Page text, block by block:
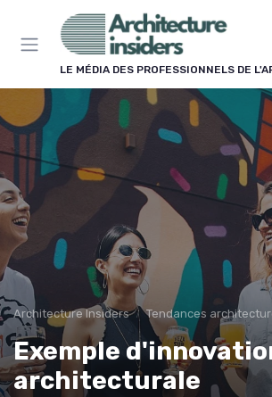
LE MÉDIA DES PROFESSIONNELS DE
Architecture Insiders Tendances
Exemple
architecturale
Panneau de gestion des cookies